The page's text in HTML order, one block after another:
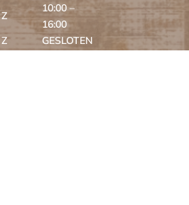
Z
10:00 –
16:00
Z
GESLOTEN